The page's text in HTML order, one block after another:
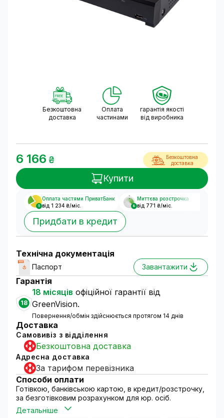
Безкоштовна
доставка
Оплата
частинами
гарантія якості
від виробника
6 166 ₴
Безкоштовна
доставка
Купити
5
Оплата частями ПриватБанк
від 1 234 ₴/міс.
8
Миттєва розстрочка
від 771 ₴/міс.
Придбати в кредит
Технічна документація
Паспорт Завантажити
Гарантія
18
18 місяців офіційної гарантії від
GreenVision.
Повернення/обмін здійснюється протягом 14 днів
Доставка
Самовивіз з відділення
Безкоштовна доставка
Адресна доставка
За тарифом перевізника
Способи оплати
Готівкою, банківською картою, в кредит/розстрочку,
за безготівковим розрахунком для юр. осіб.
Детальніше